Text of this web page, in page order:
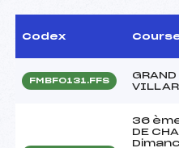
Codex
FMBF0131.FFS
36
DE